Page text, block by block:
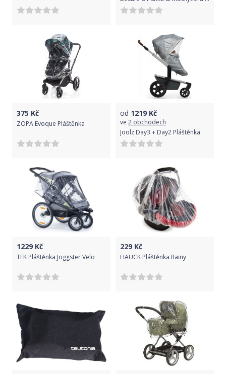
375 Kč
ZOPA Evoque Pláštěnka
od 1219 Kč
ve 2 obchodech
Joolz Day3 + Day2 Pláštěnka
1229 Kč
TFK Pláštěnka Joggster Velo
229 Kč
HAUCK Pláštěnka Rainy